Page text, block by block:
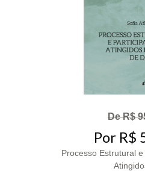
De R$
Por R$
Processo Estrutural